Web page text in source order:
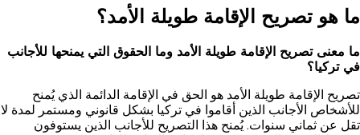
ما هو تصريح الإقامة طويلة الأمد؟
ما معنى تصريح الإقامة طويلة الأمد وما الحقوق التي يمنحها للأجانب
في تركيا؟
تصريح الإقامة طويلة الأمد هو الحق في الإقامة الدائمة الذي يُمنح
للأشخاص الأجانب الذين أقاموا في تركيا بشكل قانوني ومستمر لمدة لا
تقل عن ثماني سنوات. يُمنح هذا التصريح للأجانب الذين يستوفون